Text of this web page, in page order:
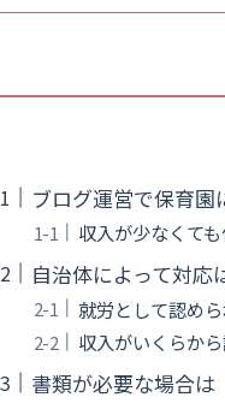
ブログ運営で保育園
収入が少なくて
自治体によって対応
就労として認め
収入がいくらか
書類が必要な場合は